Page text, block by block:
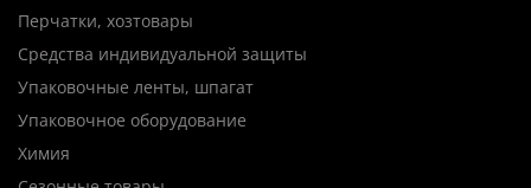
Перчатки, хозтовары
Средства индивидуальной защиты
Упаковочные ленты, шпагат
Упаковочное оборудование
Химия